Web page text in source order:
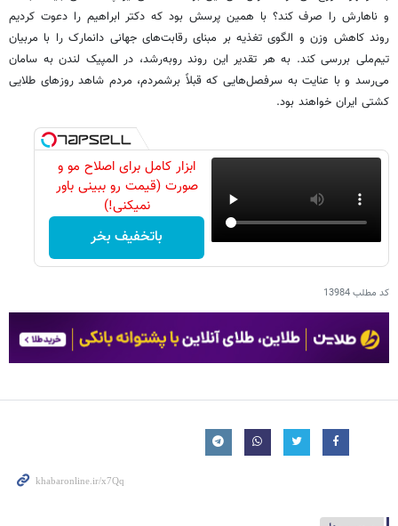
و ناهارش را صرف کند؟ با همین پرسش بود که دکتر ابراهیم را دعوت کردیم
روند کاهش وزن و الگوی تغذیه بر مبنای رقابت‌های جهانی دانمارک را با مربیان
تیم‌ملی بررسی کند. به هر تقدیر این روند روبه‌رشد، در المپیک لندن به سامان
می‌رسد و با عنایت به سرفصل‌هایی که قبلاً برشمردم، مردم شاهد روزهای طلایی
کشتی ایران خواهند بود.
ابزار کامل برای اصلاح مو و
صورت (قیمت رو ببینی باور
نمیکنی!)
باتخفیف بخر
کد مطلب13984